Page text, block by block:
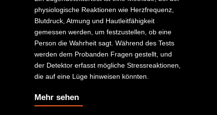
physiologische Reaktionen wie Herzfrequenz,
Blutdruck, Atmung und Hautleitfähigkeit
gemessen werden, um festzustellen, ob eine
Person die Wahrheit sagt. Während des Tests
werden dem Probanden Fragen gestellt, und
der Detektor erfasst mögliche Stressreaktionen,
die auf eine Lüge hinweisen könnten.
Mehr sehen